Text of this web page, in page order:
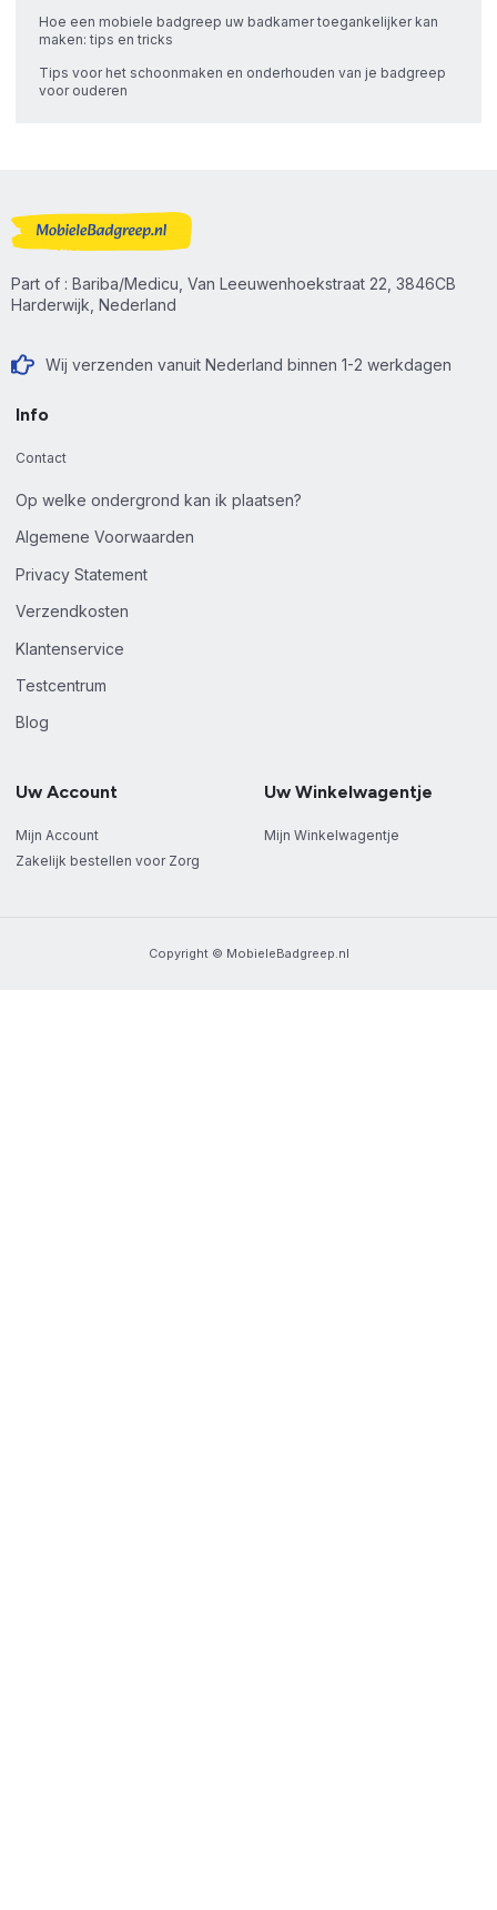
Hoe een mobiele badgreep uw badkamer toegankelijker kan
maken: tips en tricks
Tips voor het schoonmaken en onderhouden van je badgreep
voor ouderen
Part of : Bariba/Medicu, Van Leeuwenhoekstraat 22, 3846CB
Harderwijk, Nederland
Wij verzenden vanuit Nederland binnen 1-2 werkdagen
Info
Contact
Op welke ondergrond kan ik plaatsen?
Algemene Voorwaarden
Privacy Statement
Verzendkosten
Klantenservice
Testcentrum
Blog
Uw Account
Mijn Account
Zakelijk bestellen voor Zorg
Uw Winkelwagentje
Mijn Winkelwagentje
Copyright © MobieleBadgreep.nl